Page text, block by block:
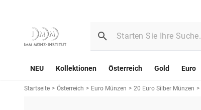
NEU Kollektionen Österreich Gold Euro
Startseite > Österreich > Euro Münzen > 20 Euro Silber Münzen >